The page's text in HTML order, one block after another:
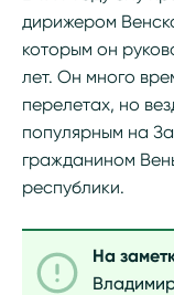
дирижером
которым он
лет. Он много
перелетах, но
популярным на
гражданином
республики.
На